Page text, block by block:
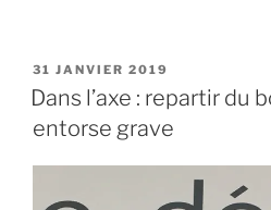
PUBLIÉ
LE
31 JANVIER 2019
Dans l’axe : repartir du
entorse grave